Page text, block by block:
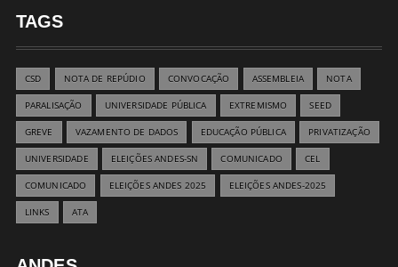
TAGS
CSD NOTA DE REPÚDIO CONVOCAÇÃO ASSEMBLEIA NOTA
PARALISAÇÃO UNIVERSIDADE PÚBLICA EXTREMISMO SEED
GREVE VAZAMENTO DE DADOS EDUCAÇÃO PÚBLICA PRIVATIZAÇÃO
UNIVERSIDADE ELEIÇÕES ANDES-SN COMUNICADO CEL
COMUNICADO ELEIÇÕES ANDES 2025 ELEIÇÕES ANDES-2025
LINKS ATA